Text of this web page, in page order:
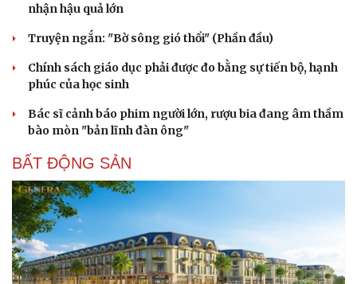
nhận hậu quả lớn
Truyện ngắn: "Bờ sông gió thổi" (Phần đầu)
Chính sách giáo dục phải được đo bằng sự tiến bộ, hạnh
phúc của học sinh
Bác sĩ cảnh báo phim người lớn, rượu bia đang âm thầm
bào mòn "bản lĩnh đàn ông"
BẤT ĐỘNG SẢN